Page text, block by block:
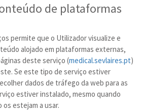
de plataformas
permite que o Utilizador visualize e
alojado em plataformas externas,
deste serviço (medical.sevlaires.pt)
Se este tipo de serviço estiver
dados de tráfego da web para as
estiver instalado, mesmo quando
estejam a usar.